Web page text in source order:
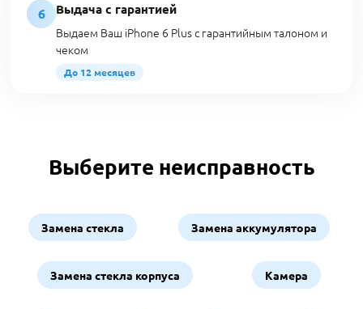
6
Выдача с гарантией
Выдаем Ваш iPhone 6 Plus с гарантийным талоном и
чеком
До 12 месяцев
Выберите неисправность
Замена стекла Замена аккумулятора
Замена стекла корпуса Камера